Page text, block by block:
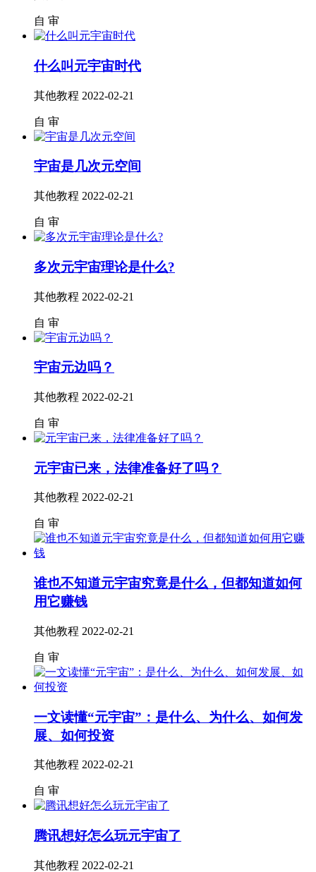
自 审
什么叫元宇宙时代
其他教程 2022-02-21
自 审
宇宙是几次元空间
其他教程 2022-02-21
自 审
多次元宇宙理论是什么?
其他教程 2022-02-21
自 审
宇宙元边吗？
其他教程 2022-02-21
自 审
元宇宙已来，法律准备好了吗？
其他教程 2022-02-21
自 审
谁也不知道元宇宙究竟是什么，但都知道如何
用它赚钱
其他教程 2022-02-21
自 审
一文读懂“元宇宙”：是什么、为什么、如何发
展、如何投资
其他教程 2022-02-21
自 审
腾讯想好怎么玩元宇宙了
其他教程 2022-02-21